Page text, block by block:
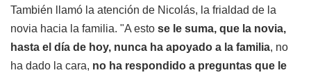
También llamó la atención de Nicolás, la frialdad de la
novia hacia la familia. "A esto se le suma, que la novia,
hasta el día de hoy, nunca ha apoyado a la familia, no
ha dado la cara, no ha respondido a preguntas que le